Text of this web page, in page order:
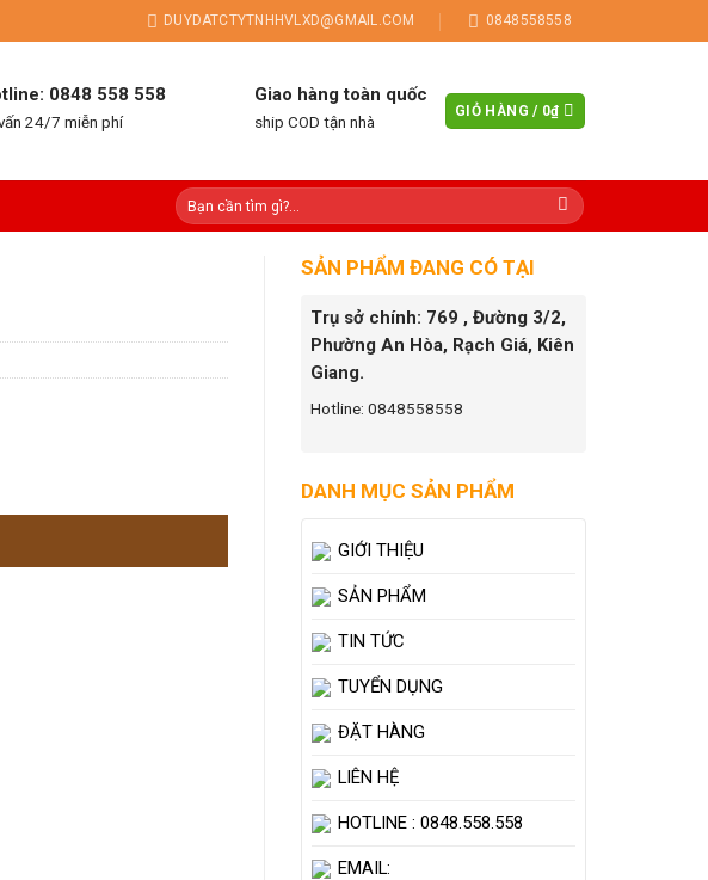
DUYDATCTYTNHHVLXD@GMAIL.COM 0848558558
0848 558 558
24/7 miễn phí
Giao hàng toàn quốc
ship COD tận nhà
GIỎ HÀNG / 0₫
SẢN PHẨM ĐANG CÓ TẠI
Trụ sở chính: 769 , Đường 3/2,
Phường An Hòa, Rạch Giá, Kiên
Giang.
Hotline: 0848558558
DANH MỤC SẢN PHẨM
GIỚI THIỆU
SẢN PHẨM
TIN TỨC
TUYỂN DỤNG
ĐẶT HÀNG
LIÊN HỆ
HOTLINE : 0848.558.558
EMAIL: